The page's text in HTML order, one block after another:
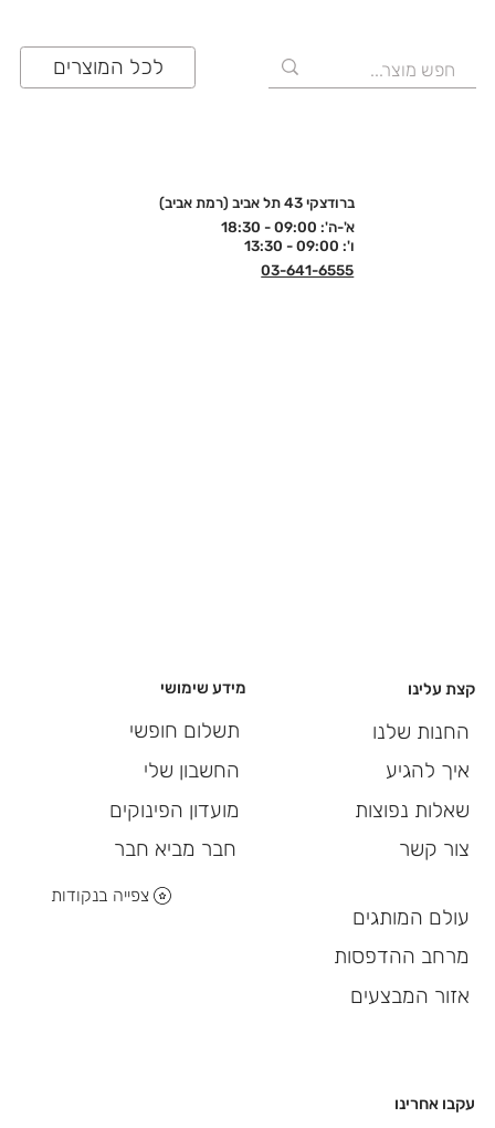
לכל המוצרים
ברודצקי 43 תל אביב (רמת אביב)
א'-ה': 09:00 - 18:30
ו': 09:00 - 13:30
03-641-6555
מידע שימושי
תשלום חופשי
החשבון שלי
מועדון הפינוקים
חבר מביא חבר
צפייה בנקודות
עקבו אחרינו
קצת עלינו
החנות שלנו
איך להגיע
שאלות נפוצות
צור קשר
עולם המותגים
מרחב ההדפסות
אזור המבצעים